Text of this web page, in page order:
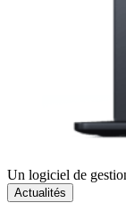
Un logiciel de
Actualités